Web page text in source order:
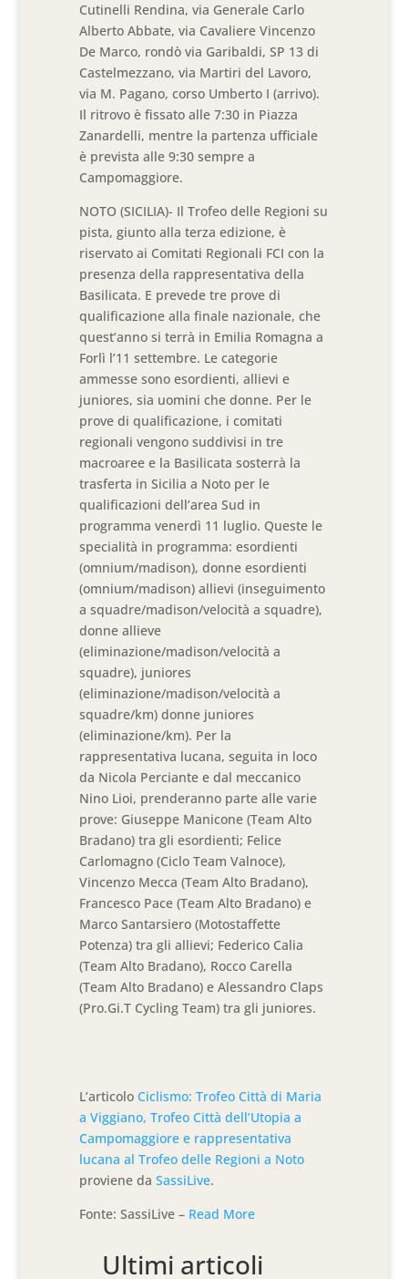
Cutinelli Rendina, via Generale Carlo
Alberto Abbate, via Cavaliere Vincenzo
De Marco, rondò via Garibaldi, SP 13 di
Castelmezzano, via Martiri del Lavoro,
via M. Pagano, corso Umberto I (arrivo).
Il ritrovo è fissato alle 7:30 in Piazza
Zanardelli, mentre la partenza ufficiale
è prevista alle 9:30 sempre a
Campomaggiore.
NOTO (SICILIA)- Il Trofeo delle Regioni su
pista, giunto alla terza edizione, è
riservato ai Comitati Regionali FCI con la
presenza della rappresentativa della
Basilicata. E prevede tre prove di
qualificazione alla finale nazionale, che
quest’anno si terrà in Emilia Romagna a
Forlì l’11 settembre. Le categorie
ammesse sono esordienti, allievi e
juniores, sia uomini che donne. Per le
prove di qualificazione, i comitati
regionali vengono suddivisi in tre
macroaree e la Basilicata sosterrà la
trasferta in Sicilia a Noto per le
qualificazioni dell’area Sud in
programma venerdì 11 luglio. Queste le
specialità in programma: esordienti
(omnium/madison), donne esordienti
(omnium/madison) allievi (inseguimento
a squadre/madison/velocità a squadre),
donne allieve
(eliminazione/madison/velocità a
squadre), juniores
(eliminazione/madison/velocità a
squadre/km) donne juniores
(eliminazione/km). Per la
rappresentativa lucana, seguita in loco
da Nicola Perciante e dal meccanico
Nino Lioi, prenderanno parte alle varie
prove: Giuseppe Manicone (Team Alto
Bradano) tra gli esordienti; Felice
Carlomagno (Ciclo Team Valnoce),
Vincenzo Mecca (Team Alto Bradano),
Francesco Pace (Team Alto Bradano) e
Marco Santarsiero (Motostaffette
Potenza) tra gli allievi; Federico Calia
(Team Alto Bradano), Rocco Carella
(Team Alto Bradano) e Alessandro Claps
(Pro.Gi.T Cycling Team) tra gli juniores.
L’articoloCiclismo: Trofeo Città di Maria
a Viggiano, Trofeo Città dell’Utopia a
Campomaggiore e rappresentativa
lucana al Trofeo delle Regioni a Noto
proviene daSassiLive.
Fonte: SassiLive – Read More
Ultimi articoli